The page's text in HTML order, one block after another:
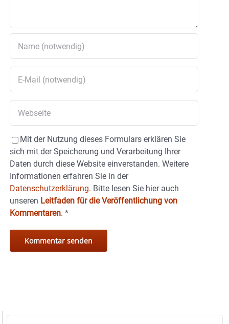
Mit der Nutzung dieses Formulars erklären Sie
sich mit der Speicherung und Verarbeitung Ihrer
Daten durch diese Website einverstanden. Weitere
Informationen erfahren Sie in der
Datenschutzerklärung. Bitte lesen Sie hier auch
unseren Leitfaden für die Veröffentlichung von
Kommentaren. *